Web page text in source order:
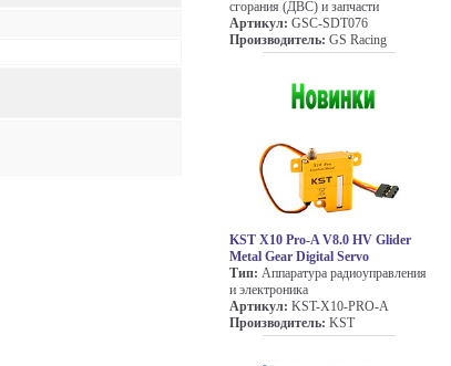
сгорания (ДВС) и запчасти
Артикул: GSC-SDT076
Производитель: GS Racing
KST X10 Pro-A V8.0 HV Glider
Metal Gear Digital Servo
Тип: Аппаратура радиоуправления
и электроника
Артикул: KST-X10-PRO-A
Производитель: KST